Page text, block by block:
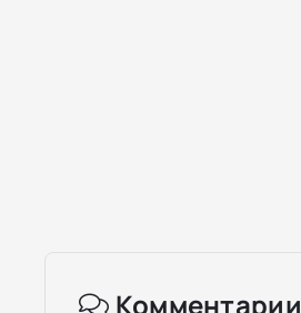
Комментарии